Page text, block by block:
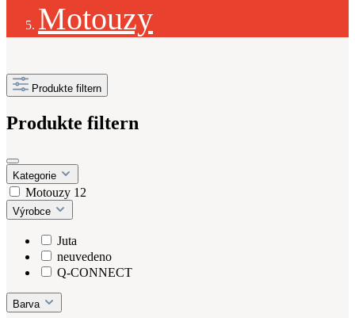
Motouzy
Produkte filtern
Produkte filtern
Kategorie
Motouzy 12
Výrobce
Juta
neuvedeno
Q-CONNECT
Barva